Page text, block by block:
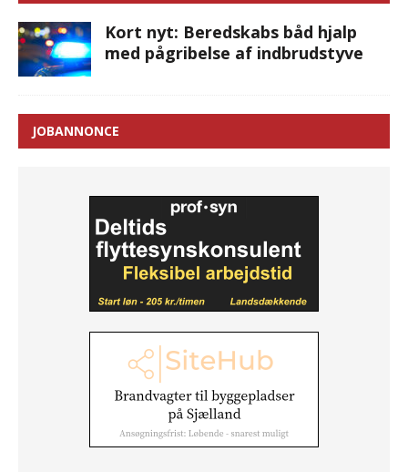
Kort nyt: Beredskabs båd hjalp
med pågribelse af indbrudstyve
JOBANNONCE